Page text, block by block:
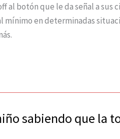
al botón que le da señal a sus
en determinadas
sabiendo que la